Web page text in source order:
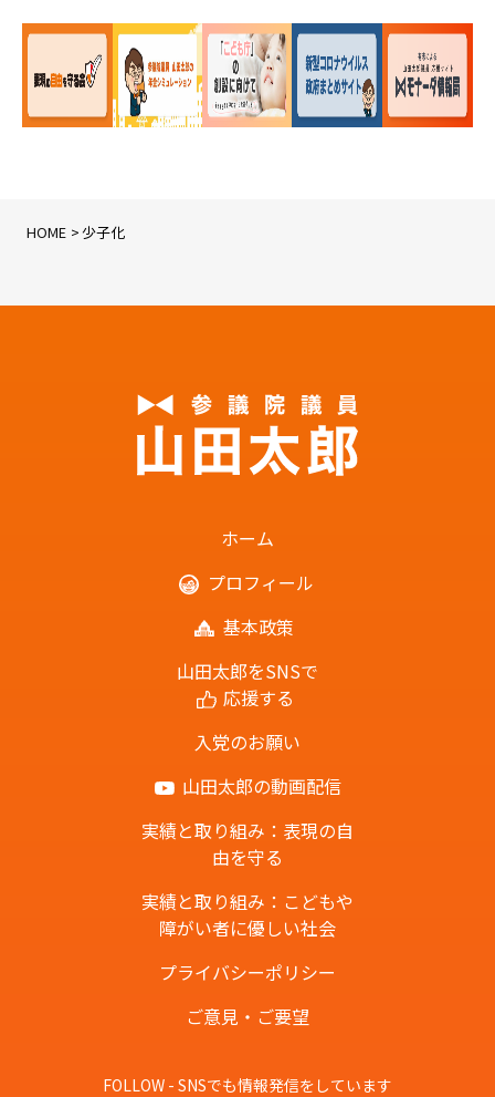
HOME 少子化
ホーム
プロフィール
基本政策
山田太郎をSNSで
応援する
入党のお願い
山田太郎の動画配信
実績と取り組み：表現の自
由を守る
実績と取り組み：こどもや
障がい者に優しい社会
プライバシーポリシー
ご意見・ご要望
FOLLOW - SNSでも情報発信をしています